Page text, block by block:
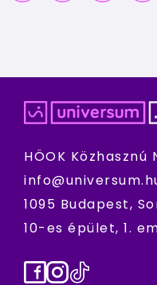
HÖOK
1095 Budapest,
10-es épület, 1.
Facebook
Instagram
TikTok